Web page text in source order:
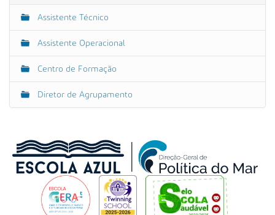
ç
ã
Assistente Técnico
Assistente Operacional
Centro de Formação
Diretor de Agrupamento